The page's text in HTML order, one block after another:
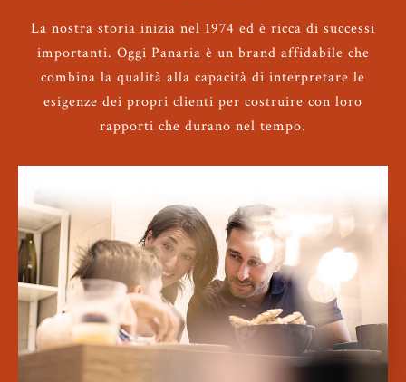
La nostra storia inizia nel 1974 ed è ricca di successi
importanti. Oggi Panaria è un brand affidabile che
combina la qualità alla capacità di interpretare le
esigenze dei propri clienti per costruire con loro
rapporti che durano nel tempo.